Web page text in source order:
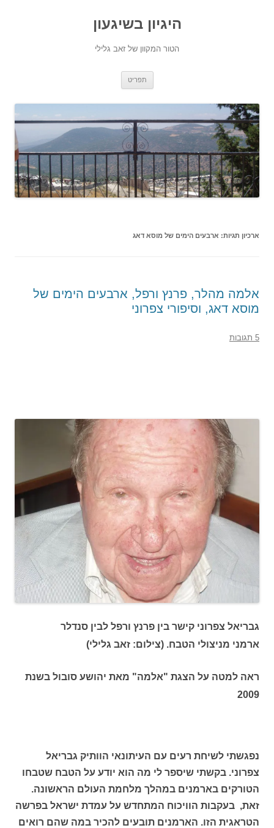
היגיון בשיגעון
הטור המקוון של זאב גלילי
תפריט
ארכיון תגיות: ארבעים הימים של מוסא דאג
אלמה מהלר, פרנץ ורפל, ארבעים הימים של
מוסא דאג, וסיפורי צפרוני
5 תגובות
גבריאל צפרוני קישר בין פרנץ ורפל לבין סנדלר
ארמני מניצולי הטבח. (צילום: זאב גלילי)
ראה למטה על הצגת "אלמה" מאת יהושע סובול בשנת
2009
נפגשתי לשיחת רעים עם העיתונאי הוותיק גבריאל
צפרוני. בקשתי שיספר לי מה הוא יודע על הטבח שטבחו
הטורקים בארמנים במהלך מלחמת העולם הראשונה.
זאת, בעקבות הוויכוח המתחדש על עמדת ישראל בפרשה
הטראגית הזו. הארמנים תובעים להכיר במה שהם רואים